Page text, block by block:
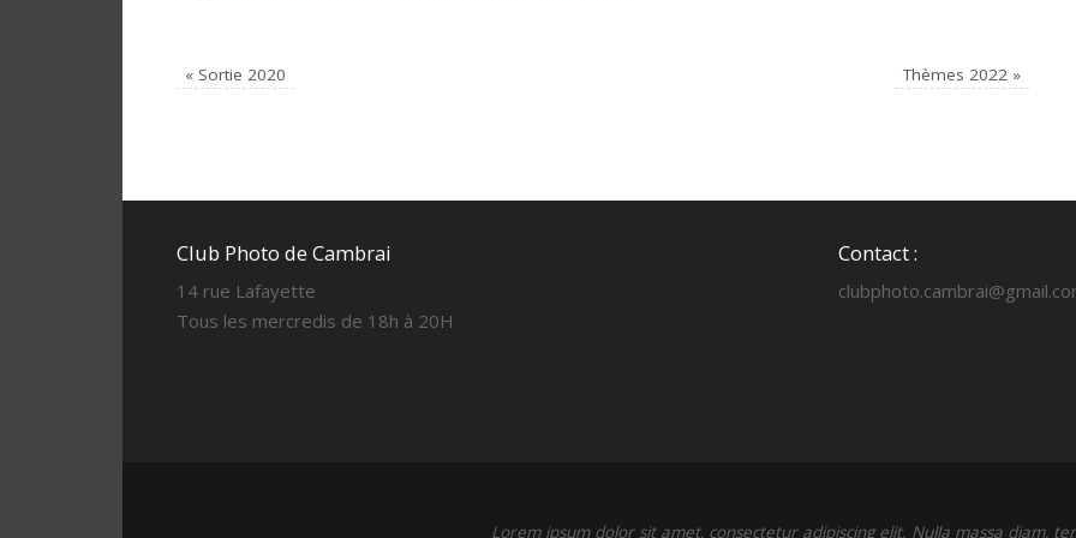
« Sortie 2020 Thèmes 2022 »
Club Photo de Cambrai
14 rue Lafayette
Tous les mercredis de 18h à 20H
Contact :
Lorem ipsum dolor sit amet, consectetur adipiscing elit. Nulla massa diam,